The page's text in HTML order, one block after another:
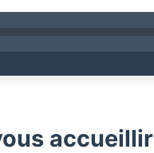
accueillir